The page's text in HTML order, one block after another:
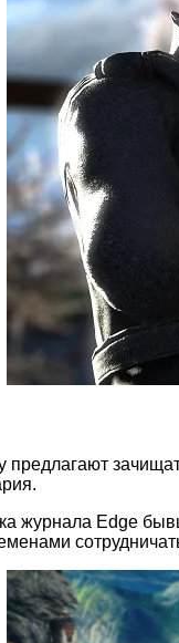
журнала Edge